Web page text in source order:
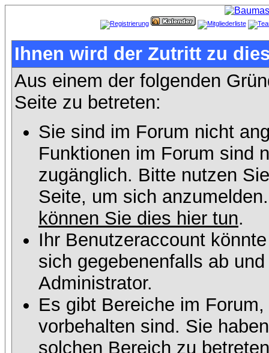
Ihnen wird der Zutritt zu
Aus einem der folgenden
Seite zu betreten:
Sie sind im Forum nicht
Funktionen im Forum sind
zugänglich. Bitte nutzen
Seite, um sich
können Sie dies hier tun.
Ihr Benutzeraccount
sich gegebenenfalls ab
Administrator.
Es gibt Bereiche im
vorbehalten sind. Sie
solchen Bereich zu